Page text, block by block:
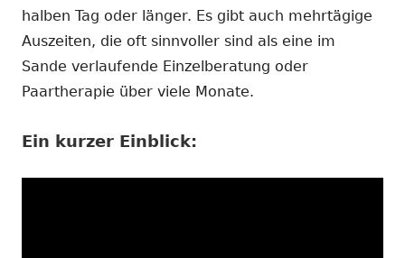
halben Tag oder länger. Es gibt auch mehrtägige
Auszeiten, die oft sinnvoller sind als eine im
Sande verlaufende Einzelberatung oder
Paartherapie über viele Monate.
Ein kurzer Einblick: